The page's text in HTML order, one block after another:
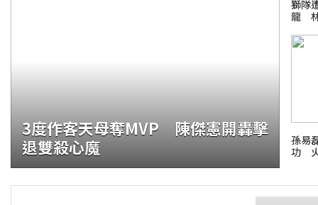
日本熊
3度作客天母奪MVP 陳傑憲開轟擊
退雙殺心魔
獅隊
龍 林
孫易
功